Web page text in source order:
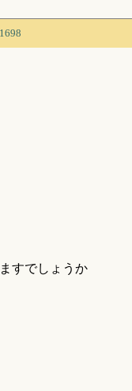
すでしょうか